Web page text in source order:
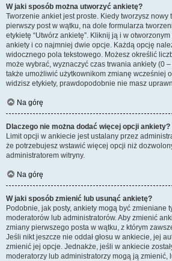
W jaki sposób można utworzyć ankietę?
Tworzenie ankiet jest proste. Kiedy tworzysz nowy
pierwszy post w wątku, na dole formularza
etykietę “Utwórz ankietę”. Kliknij ją i w
ankiety i co najmniej dwie opcje. Każdą opcję
widocznego pola tekstowego. Możesz określić
może wybrać, wyznaczyć czas trwania ankiety (0
także umożliwić użytkownikom zmianę wcześniej
widzisz etykiety, prawdopodobnie nie masz
Na górę
Dlaczego nie można dodać więcej opcji ankiety?
Limit opcji w ankiecie jest ustalany przez
że potrzebujesz wstawić więcej opcji niż
administratorem witryny.
Na górę
W jaki sposób zmienić lub usunąć ankietę?
Podobnie, jak posty, ankiety mogą być zmieniane
moderatorów lub administratorów. Aby zmienić
zmiany pierwszego posta w wątku, z którym
Jeśli nikt jeszcze nie oddał głosu w ankiecie, jej
zmienić jej opcje. Jednakże, jeśli w ankiecie
moderatorzy lub administratorzy mogą ją zmienić,